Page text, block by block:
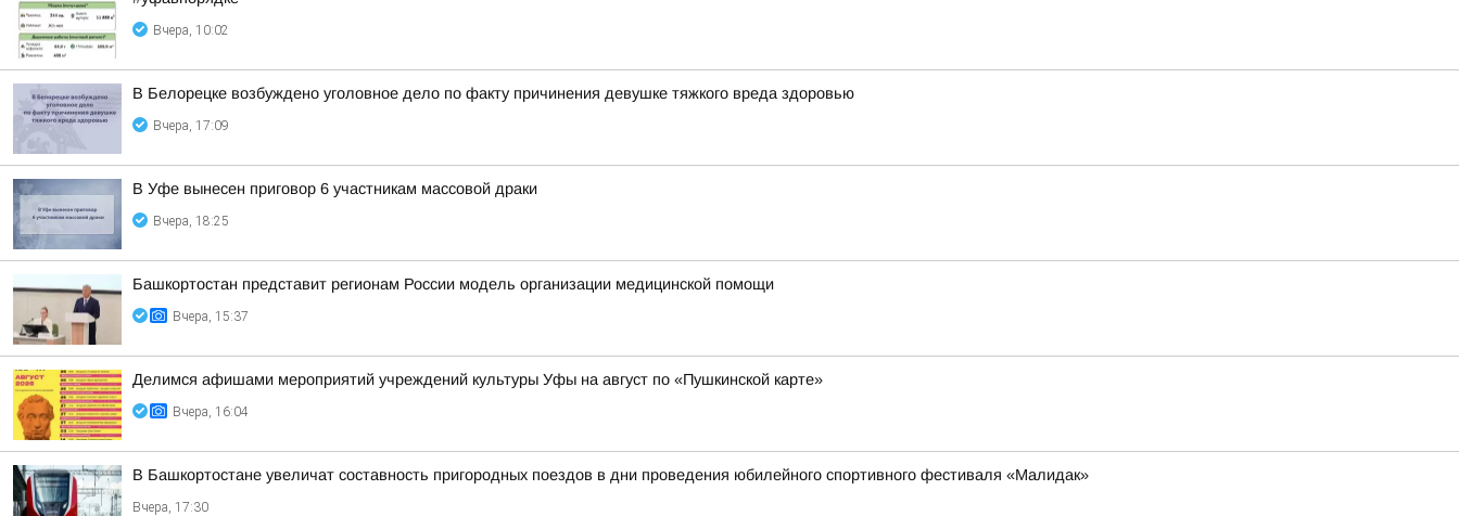
Вчера, 10:02
В Белорецке возбуждено уголовное дело по факту причинения девушке тяжкого вреда здоровью
Вчера, 17:09
В Уфе вынесен приговор 6 участникам массовой драки
Вчера, 18:25
Башкортостан представит регионам России модель организации медицинской помощи
Вчера, 15:37
Делимся афишами мероприятий учреждений культуры Уфы на август по «Пушкинской карте»
Вчера, 16:04
В Башкортостане увеличат составность пригородных поездов в дни проведения юбилейного спортивного фестиваля «Малидак»
Вчера, 17:30